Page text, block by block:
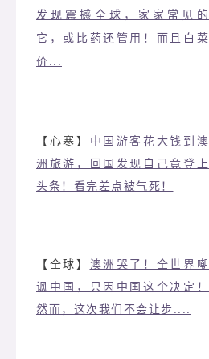
发现震撼全球，家家常见的
它，或比药还管用！而且白菜
价...
【心寒】 中国游客花大钱到澳
洲旅游，回国发现自己竟登上
头条！看完差点被气死！
【全球】 澳洲哭了！全世界嘲
讽中国，只因中国这个决定！
然而，这次我们不会让步....